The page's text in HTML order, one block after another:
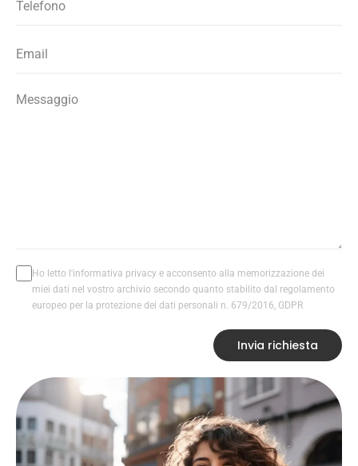
Ho letto l'informativa privacy e acconsento alla memorizzazione dei
miei dati nel vostro archivio secondo quanto stabilito dal regolamento
europeo per la protezione dei dati personali n. 679/2016, GDPR
Invia richiesta